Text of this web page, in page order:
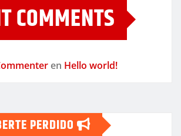
COMMENTS
en Hello world!
PERDIDO